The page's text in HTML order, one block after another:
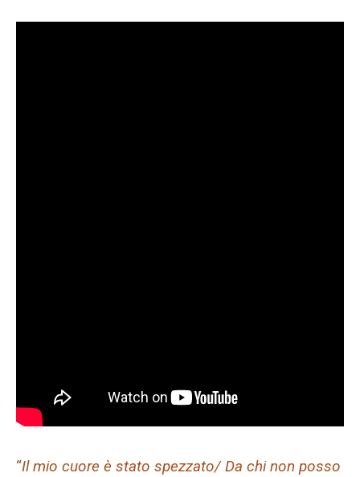
“Il mio cuore è stato spezzato/ Da chi non posso